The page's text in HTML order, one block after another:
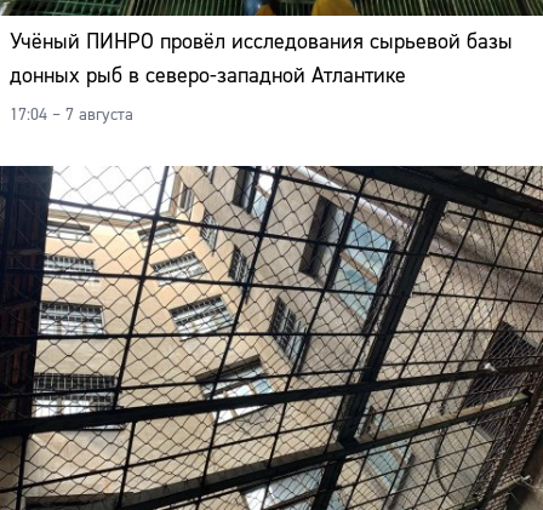
Учёный ПИНРО провёл исследования сырьевой базы
донных рыб в северо-западной Атлантике
17:04 – 7 августа